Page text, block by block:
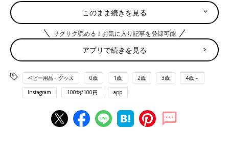
このまま続きを見る
サクサク読める！お気に入り記事を登録可能
アプリで続きを見る
ベビー用品・グッズ 0歳 1歳 2歳 3歳 4歳～
Instagram 100均/100円 app